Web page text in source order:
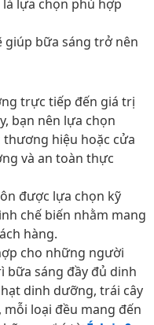
lựa chọn phù hợp
giúp bữa sáng trở nên
trực tiếp đến giá trị
bạn nên lựa chọn
hiệu hoặc cửa
và an toàn thực
được lựa chọn kỹ
chế biến nhằm mang
hàng.
cho những người
bữa sáng đầy đủ dinh
dinh dưỡng, trái cây
loại đều mang đến